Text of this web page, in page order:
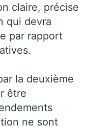
claire, précise
qui devra
par rapport
la deuxième
être
ne sont